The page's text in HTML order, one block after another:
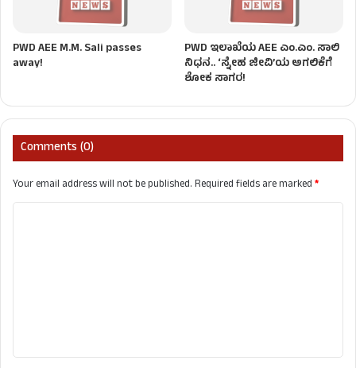
PWD AEE M.M. Sali passes
away!
PWD ಇಲಾಖೆಯ AEE ಎಂ.ಎಂ. ಸಾಲಿ
ನಿಧನ.. ‘ಸ್ನೇಹ ಜೀವಿ’ಯ ಅಗಲಿಕೆಗೆ
ಶೋಕ ಸಾಗರ!
Comments (0)
Your email address will not be published.Required fields are marked*
t